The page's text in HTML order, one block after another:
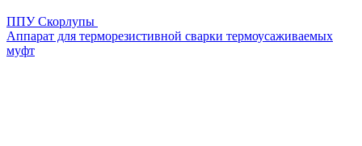
ППУ Скорлупы
Аппарат для терморезистивной сварки термоусаживаемых
муфт